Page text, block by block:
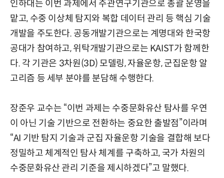
인하대는 이번 과제에서 주관연구기관으로 총괄 운영을
맡고, 수중 이상체 탐지와 복합 데이터 관리 등 핵심 기술
개발을 주도한다. 공동개발기관으로는 계명대와 한국항
공대가 참여하고, 위탁개발기관으로는 KAIST가 함께한
다. 각 기관은 3차원(3D) 모델링, 자율운항, 군집운항 알
고리즘 등 세부 분야를 분담해 수행한다.
장준우 교수는 “이번 과제는 수중문화유산 탐사를 우연
이 아닌 기술 기반으로 전환하는 중요한 출발점”이라며
“AI 기반 탐지 기술과 군집 자율운항 기술을 결합해 보다
정밀하고 체계적인 탐사 체계를 구축하고, 국가 차원의
수중문화유산 관리 기준을 제시하겠다”고 말했다.